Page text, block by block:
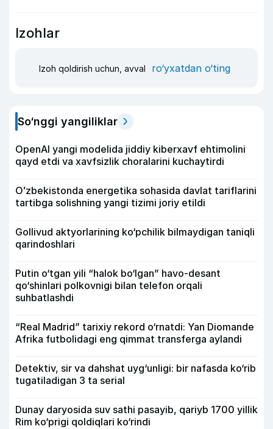
Izohlar
Izoh qoldirish uchun, avval ro‘yxatdan o‘ting
So‘nggi yangiliklar
OpenAI yangi modelida jiddiy kiberxavf ehtimolini
qayd etdi va xavfsizlik choralarini kuchaytirdi
Oʻzbekistonda energetika sohasida davlat tariflarini
tartibga solishning yangi tizimi joriy etildi
Gollivud aktyorlarining ko‘pchilik bilmaydigan taniqli
qarindoshlari
Putin o‘tgan yili “halok bo‘lgan” havo-desant
qo‘shinlari polkovnigi bilan telefon orqali
suhbatlashdi
“Real Madrid” tarixiy rekord o‘rnatdi: Yan Diomande
Afrika futbolidagi eng qimmat transferga aylandi
Detektiv, sir va dahshat uyg‘unligi: bir nafasda ko‘rib
tugatiladigan 3 ta serial
Dunay daryosida suv sathi pasayib, qariyb 1700 yillik
Rim ko‘prigi qoldiqlari ko‘rindi